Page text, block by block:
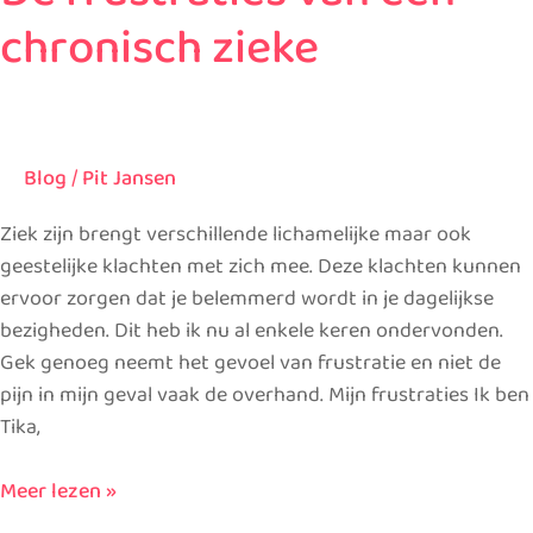
chronisch zieke
Blog/Pit Jansen
Ziek zijn brengt verschillende lichamelijke maar ook
geestelijke klachten met zich mee. Deze klachten kunnen
ervoor zorgen dat je belemmerd wordt in je dagelijkse
bezigheden. Dit heb ik nu al enkele keren ondervonden.
Gek genoeg neemt het gevoel van frustratie en niet de
pijn in mijn geval vaak de overhand. Mijn frustraties Ik ben
Tika,
Meer lezen »